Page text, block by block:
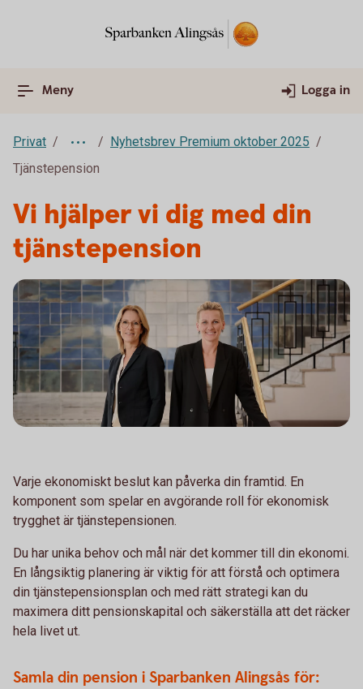
Meny Logga in
Privat
Nyhetsbrev Premium oktober 2025
Tjänstepension
Vi hjälper vi dig med din
tjänstepension
Varje ekonomiskt beslut kan påverka din framtid. En
komponent som spelar en avgörande roll för ekonomisk
trygghet är tjänstepensionen.
Du har unika behov och mål när det kommer till din ekonomi.
En långsiktig planering är viktig för att förstå och optimera
din tjänstepensionsplan och med rätt strategi kan du
maximera ditt pensionskapital och säkerställa att det räcker
hela livet ut.
Samla din pension i Sparbanken Alingsås för: